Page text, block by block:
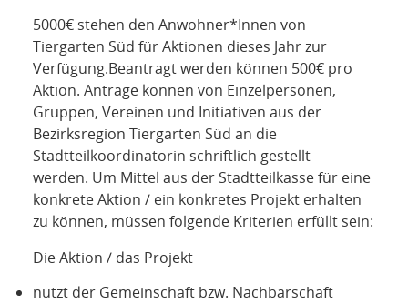
5000€ stehen den Anwohner*Innen von
Tiergarten Süd für Aktionen dieses Jahr zur
Verfügung.Beantragt werden können 500€ pro
Aktion. Anträge können von Einzelpersonen,
Gruppen, Vereinen und Initiativen aus der
Bezirksregion Tiergarten Süd an die
Stadtteilkoordinatorin schriftlich gestellt
werden. Um Mittel aus der Stadtteilkasse für eine
konkrete Aktion / ein konkretes Projekt erhalten
zu können, müssen folgende Kriterien erfüllt sein:
Die Aktion / das Projekt
nutzt der Gemeinschaft bzw. Nachbarschaft